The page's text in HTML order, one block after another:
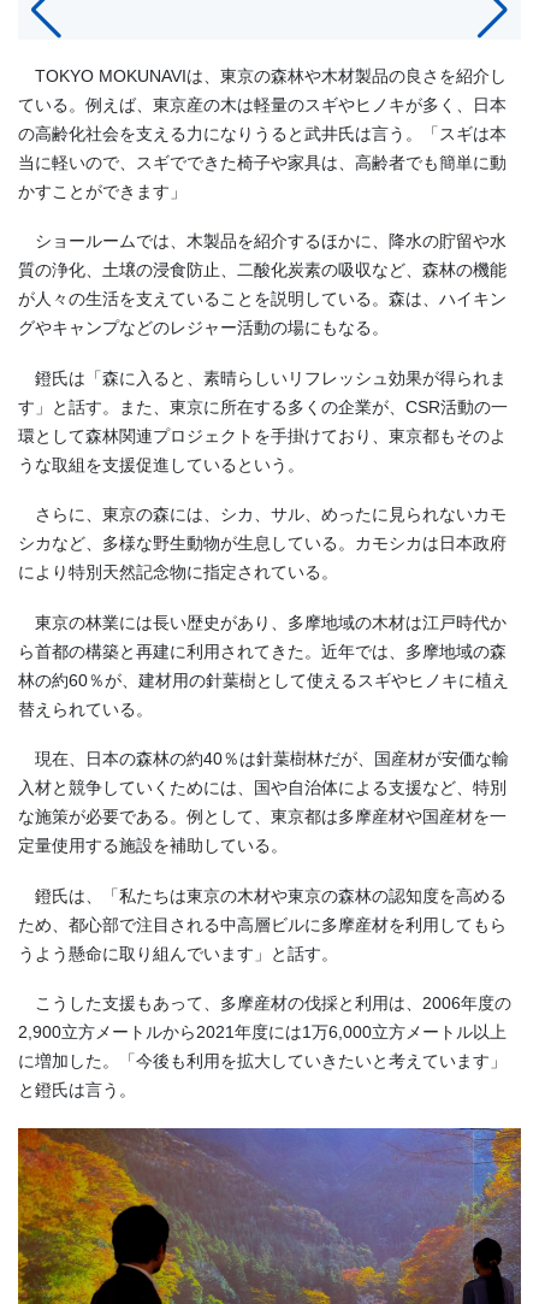
TOKYO MOKUNAVIは、東京の森林や木材製品の良さを紹介し
ている。例えば、東京産の木は軽量のスギやヒノキが多く、日本
の高齢化社会を支える力になりうると武井氏は言う。「スギは本
当に軽いので、スギでできた椅子や家具は、高齢者でも簡単に動
かすことができます」
ショールームでは、木製品を紹介するほかに、降水の貯留や水
質の浄化、土壌の浸食防止、二酸化炭素の吸収など、森林の機能
が人々の生活を支えていることを説明している。森は、ハイキン
グやキャンプなどのレジャー活動の場にもなる。
鐙氏は「森に入ると、素晴らしいリフレッシュ効果が得られま
す」と話す。また、東京に所在する多くの企業が、CSR活動の一
環として森林関連プロジェクトを手掛けており、東京都もそのよ
うな取組を支援促進しているという。
さらに、東京の森には、シカ、サル、めったに見られないカモ
シカなど、多様な野生動物が生息している。カモシカは日本政府
により特別天然記念物に指定されている。
東京の林業には長い歴史があり、多摩地域の木材は江戸時代か
ら首都の構築と再建に利用されてきた。近年では、多摩地域の森
林の約60％が、建材用の針葉樹として使えるスギやヒノキに植え
替えられている。
現在、日本の森林の約40％は針葉樹林だが、国産材が安価な輸
入材と競争していくためには、国や自治体による支援など、特別
な施策が必要である。例として、東京都は多摩産材や国産材を一
定量使用する施設を補助している。
鐙氏は、「私たちは東京の木材や東京の森林の認知度を高める
ため、都心部で注目される中高層ビルに多摩産材を利用してもら
うよう懸命に取り組んでいます」と話す。
こうした支援もあって、多摩産材の伐採と利用は、2006年度の
2,900立方メートルから2021年度には1万6,000立方メートル以上
に増加した。「今後も利用を拡大していきたいと考えています」
と鐙氏は言う。